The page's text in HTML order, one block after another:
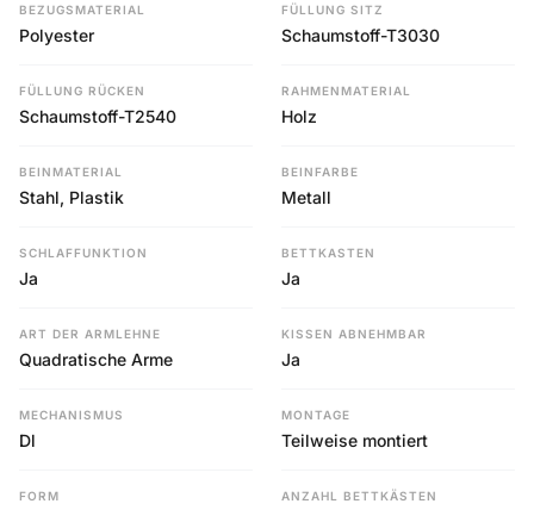
BEZUGSMATERIAL
Polyester
FÜLLUNG SITZ
Schaumstoff-T3030
FÜLLUNG RÜCKEN
Schaumstoff-T2540
RAHMENMATERIAL
Holz
BEINMATERIAL
Stahl, Plastik
BEINFARBE
Metall
SCHLAFFUNKTION
Ja
BETTKASTEN
Ja
ART DER ARMLEHNE
Quadratische Arme
KISSEN ABNEHMBAR
Ja
MECHANISMUS
Dl
MONTAGE
Teilweise montiert
FORM ANZAHL BETTKÄSTEN